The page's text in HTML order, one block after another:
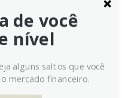
de você
nível
alguns saltos que você
mercado financeiro.